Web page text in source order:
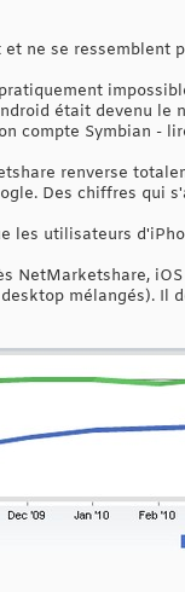
ne se ressemblent
était devenu le
compte Symbian -
renverse
Des chiffres qui
les utilisateurs
NetMarketshare,
mélangés). Il